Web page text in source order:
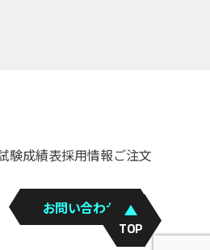
TOP
験成績表採用情報ご注文
お問い合わせ